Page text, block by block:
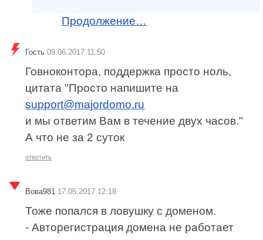
Продолжение…
Гость 09.06.2017 11:50
Говноконтора, поддержка просто ноль,
цитата "Просто напишите на
support@majordomo.ru
и мы ответим Вам в течение двух часов."
А что не за 2 суток
ответить
Вова981 17.05.2017 12:18
Тоже попался в ловушку с доменом.
- Авторегистрация домена не работает